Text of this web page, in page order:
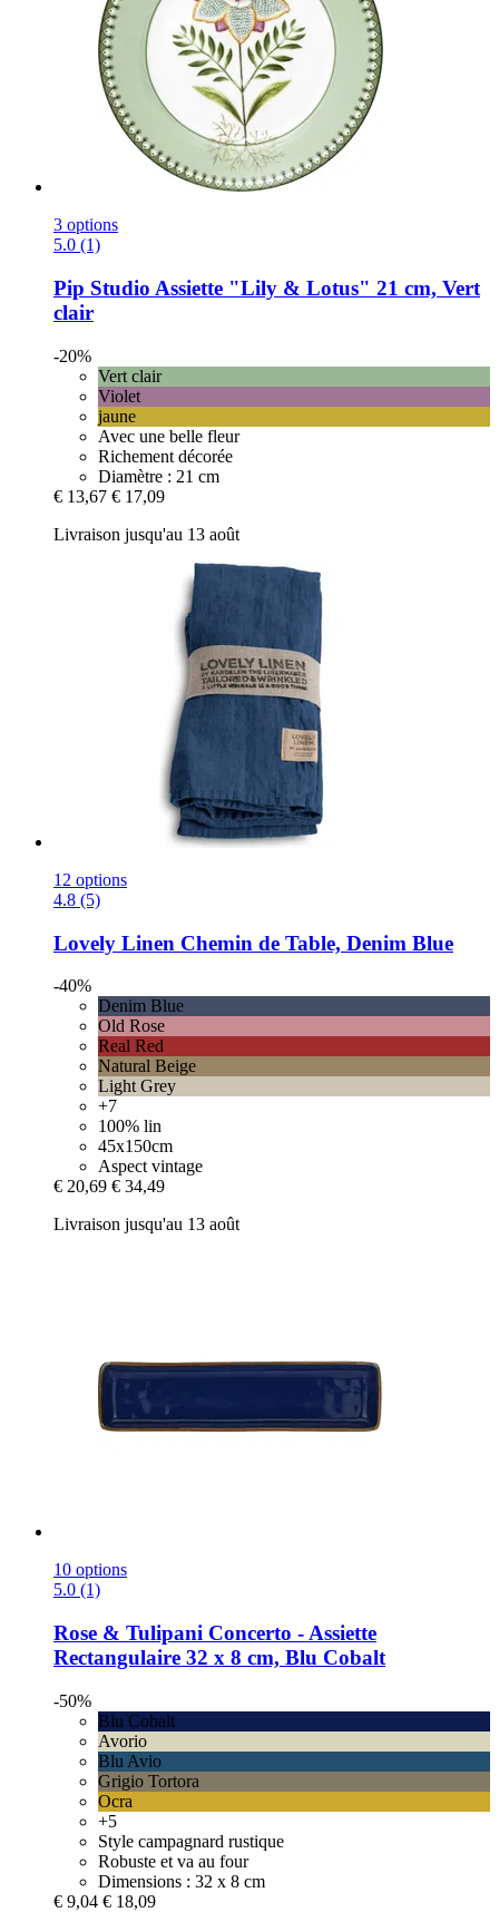
3 options
5.0 (1)
Pip Studio Assiette "Lily & Lotus" 21 cm, Vert
clair
-20%
Vert clair
Violet
jaune
Avec une belle fleur
Richement décorée
Diamètre : 21 cm
€ 13,67 € 17,09
Livraison jusqu'au 13 août
12 options
4.8 (5)
Lovely Linen Chemin de Table, Denim Blue
-40%
Denim Blue
Old Rose
Real Red
Natural Beige
Light Grey
+7
100% lin
45x150cm
Aspect vintage
€ 20,69 € 34,49
Livraison jusqu'au 13 août
10 options
5.0 (1)
Rose & Tulipani Concerto -​ Assiette
Rectangulaire 32 x 8 cm, Blu Cobalt
-50%
Blu Cobalt
Avorio
Blu Avio
Grigio Tortora
Ocra
+5
Style campagnard rustique
Robuste et va au four
Dimensions : 32 x 8 cm
€ 9,04 € 18,09